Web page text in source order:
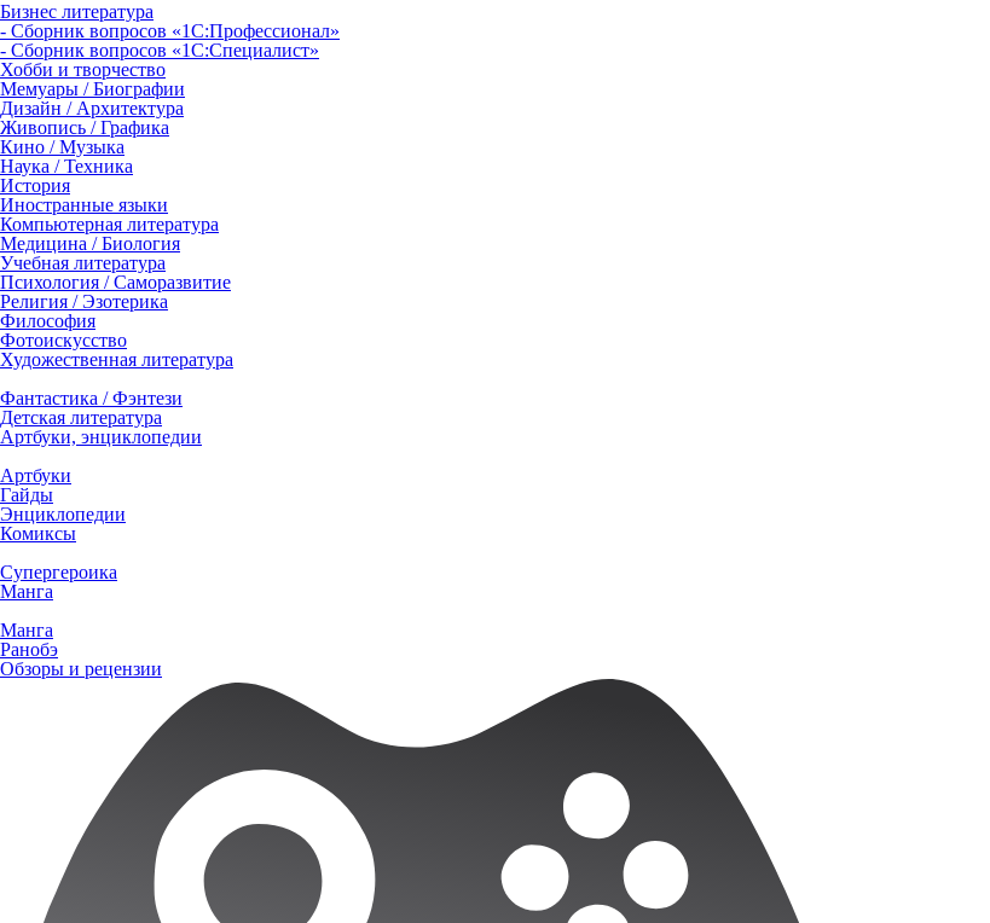
Бизнес литература
- Сборник вопросов «1С:Профессионал»
- Сборник вопросов «1С:Специалист»
Хобби и творчество
Мемуары / Биографии
Дизайн / Архитектура
Живопись / Графика
Кино / Музыка
Наука / Техника
История
Иностранные языки
Компьютерная литература
Медицина / Биология
Учебная литература
Психология / Саморазвитие
Религия / Эзотерика
Философия
Фотоискусство
Художественная литература
Фантастика / Фэнтези
Детская литература
Артбуки, энциклопедии
Артбуки
Гайды
Энциклопедии
Комиксы
Супергероика
Манга
Манга
Ранобэ
Обзоры и рецензии